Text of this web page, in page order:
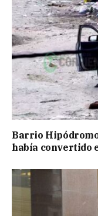
Barrio
había convertido